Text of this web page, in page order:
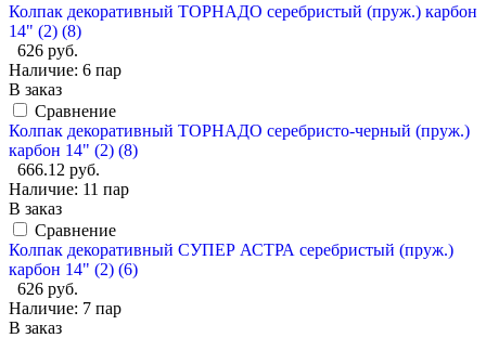
Колпак декоративный ТОРНАДО серебристый (пруж.) карбон
14" (2) (8)
626 руб.
Наличие: 6 пар
В заказ
Сравнение
Колпак декоративный ТОРНАДО серебристо-черный (пруж.)
карбон 14" (2) (8)
666.12 руб.
Наличие: 11 пар
В заказ
Сравнение
Колпак декоративный СУПЕР АСТРА серебристый (пруж.)
карбон 14" (2) (6)
626 руб.
Наличие: 7 пар
В заказ